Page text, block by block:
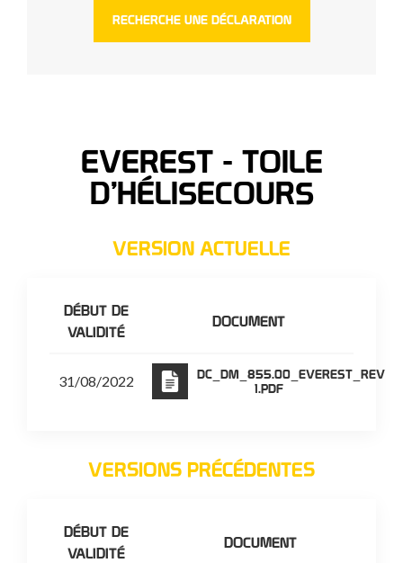
EVEREST - TOILE
D’HÉLISECOURS
VERSION ACTUELLE
DÉBUT DE
VALIDITÉ
DOCUMENT
31/08/2022
DC_DM_855.00_EVEREST_REV
1.PDF
VERSIONS PRÉCÉDENTES
DÉBUT DE
VALIDITÉ
DOCUMENT